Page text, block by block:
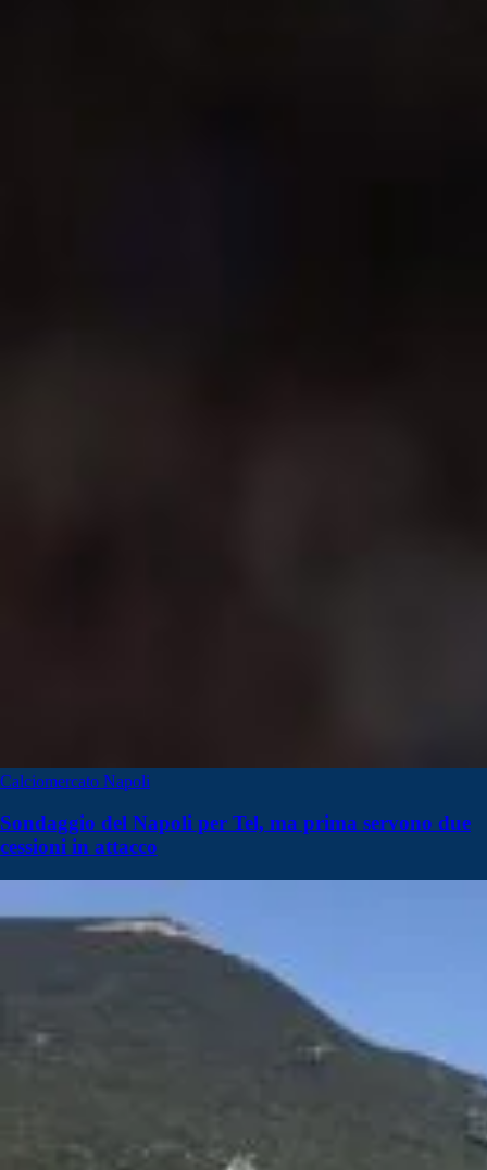
Calciomercato Napoli
Sondaggio del Napoli per Tel, ma prima servono due
cessioni in attacco